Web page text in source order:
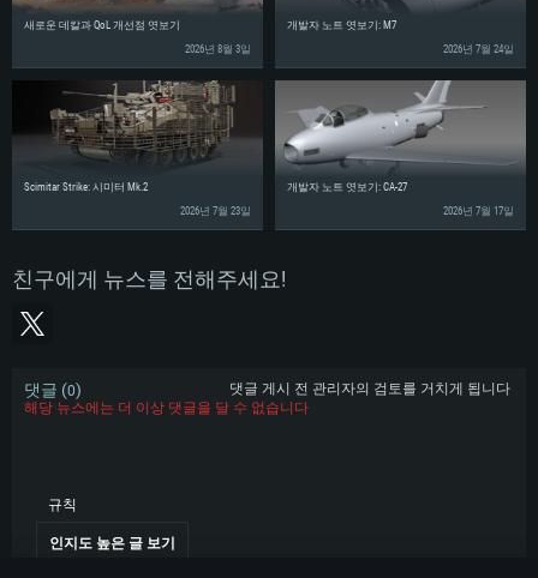
새로운 데칼과 QoL 개선점 엿보기
2026년 8월 3일
개발자 노트 엿보기: M7
2026년 7월 24일
Scimitar Strike: 시미터 Mk.2
2026년 7월 23일
개발자 노트 엿보기: CA-27
2026년 7월 17일
친구에게 뉴스를 전해주세요!
댓글 (0)
댓글 게시 전 관리자의 검토를 거치게 됩니다
해당 뉴스에는 더 이상 댓글을 달 수 없습니다
규칙
인지도 높은 글 보기